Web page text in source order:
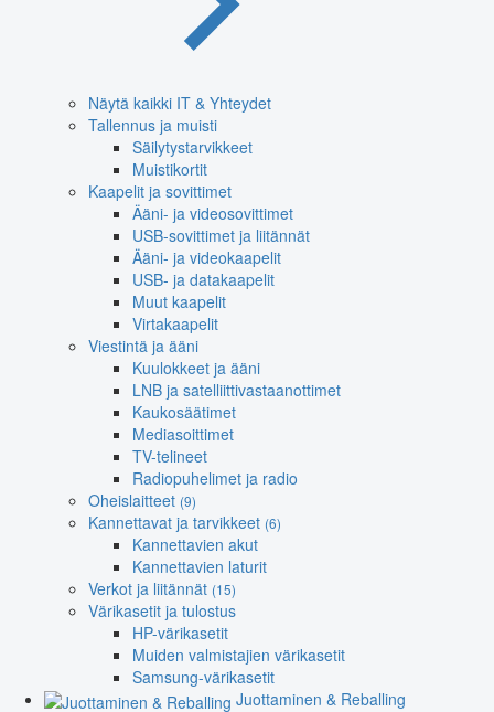
Näytä kaikki IT & Yhteydet
Tallennus ja muisti
Säilytystarvikkeet
Muistikortit
Kaapelit ja sovittimet
Ääni- ja videosovittimet
USB-sovittimet ja liitännät
Ääni- ja videokaapelit
USB- ja datakaapelit
Muut kaapelit
Virtakaapelit
Viestintä ja ääni
Kuulokkeet ja ääni
LNB ja satelliittivastaanottimet
Kaukosäätimet
Mediasoittimet
TV-telineet
Radiopuhelimet ja radio
Oheislaitteet (9)
Kannettavat ja tarvikkeet (6)
Kannettavien akut
Kannettavien laturit
Verkot ja liitännät (15)
Värikasetit ja tulostus
HP-värikasetit
Muiden valmistajien värikasetit
Samsung-värikasetit
Juottaminen & Reballing